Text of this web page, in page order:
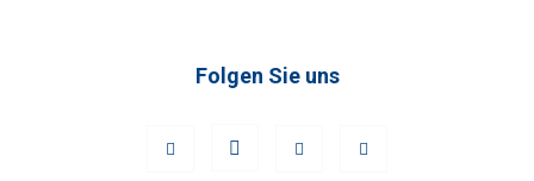
Folgen Sie uns